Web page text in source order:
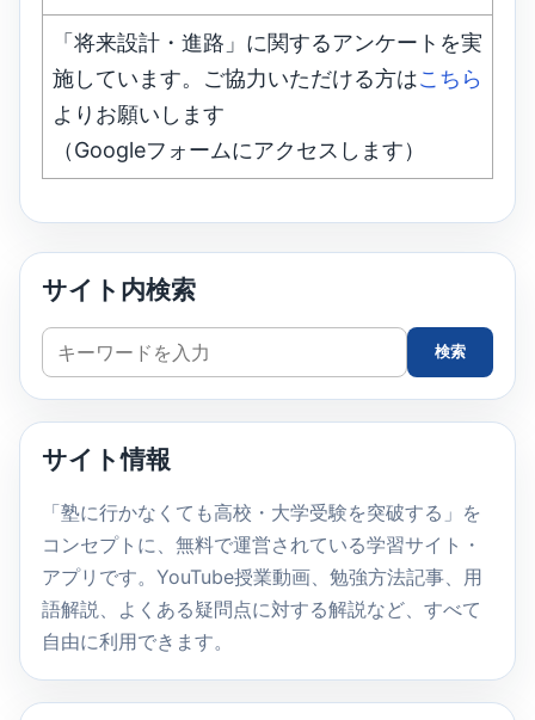
「将来設計・進路」に関するアンケートを実
施しています。ご協力いただける方はこちら
よりお願いします
（Googleフォームにアクセスします）
サイト内検索
サ
イ
ト
検
索
検索
サイト情報
「塾に行かなくても高校・大学受験を突破する」を
コンセプトに、無料で運営されている学習サイト・
アプリです。YouTube授業動画、勉強方法記事、用
語解説、よくある疑問点に対する解説など、すべて
自由に利用できます。